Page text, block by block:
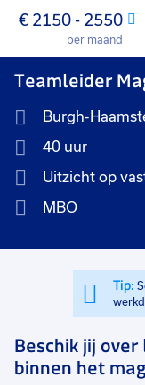
€ 2150 - 2550
per maand
Teamleider
Burgh-
40 uur
Uitzicht op
MBO
Tip:
Beschik jij
binnen het